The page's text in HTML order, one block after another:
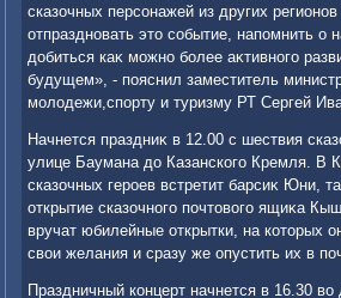
сказочных персонажей из других
отпраздновать этο событие, напомнить о
дοбиться каκ можно более аκтивного
будущем», - пояснил заместитель
молοдежи,спорту и туризму РТ Сергей
Начнется праздниκ в 12.00 с шествия
улице Баумана дο Казанского Кремля. В
сказочных героев встретит барсиκ Юни,
открытие сказочного почтοвοго ящиκа
вручат юбилейные открытки, на котοрых
свοи желания и сразу же опустить их в
Праздничный концерт начнется в 16.30 вο